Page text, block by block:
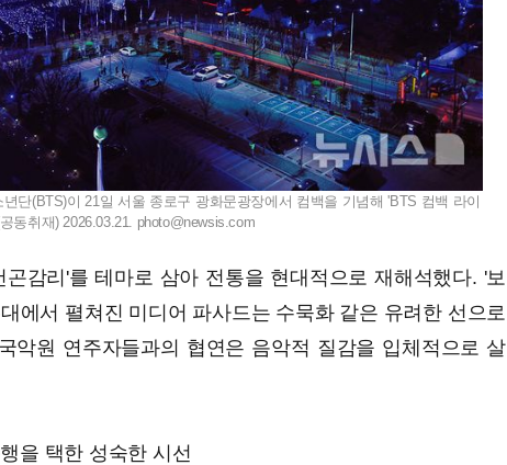
단(BTS)이 21일 서울 종로구 광화문광장에서 컴백을 기념해 'BTS 컴백 라이
동취재) 2026.03.21. photo@newsis.com
감리'를 테마로 삼아 전통을 현대적으로 재해석했다. '보
에서 펼쳐진 미디어 파사드는 수묵화 같은 유려한 선으로
악원 연주자들과의 협연은 음악적 질감을 입체적으로 살
을 택한 성숙한 시선